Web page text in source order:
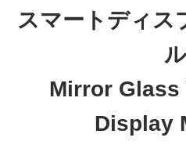
スマートディス
ル
Mirror Glass
Display